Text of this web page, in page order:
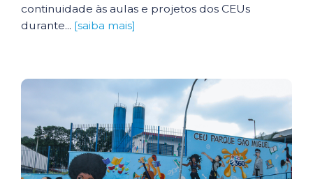
continuidade às aulas e projetos dos CEUs
durante... [saiba mais]